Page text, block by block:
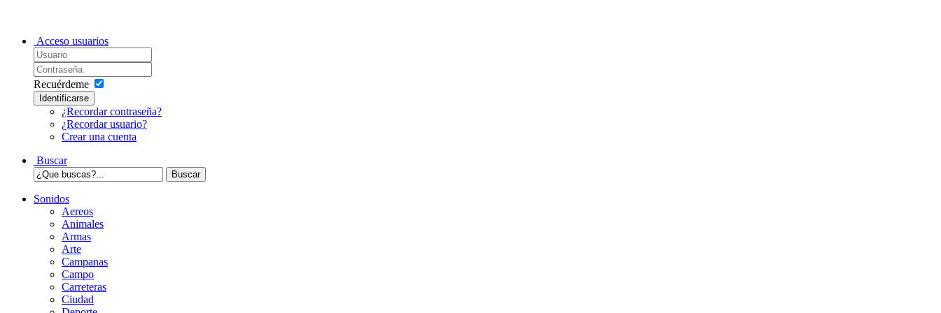
Acceso usuarios
Recuérdeme
Identificarse
¿Recordar contraseña?
¿Recordar usuario?
Crear una cuenta
Buscar
Sonidos
Aereos
Animales
Armas
Arte
Campanas
Campo
Carreteras
Ciudad